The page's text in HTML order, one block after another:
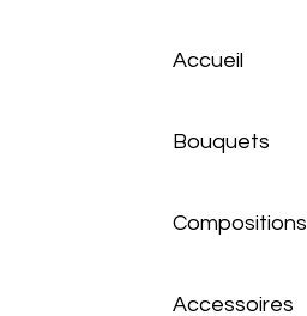
Accueil
Bouquets
Compositions
Accessoires